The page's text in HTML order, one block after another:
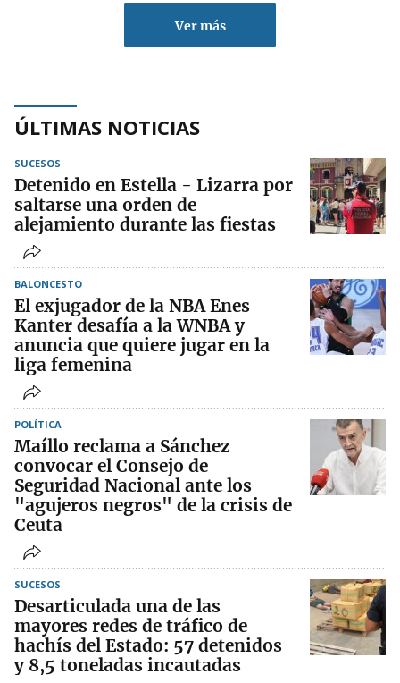
Ver más
ÚLTIMAS NOTICIAS
SUCESOS
Detenido en Estella - Lizarra por
saltarse una orden de
alejamiento durante las fiestas
BALONCESTO
El exjugador de la NBA Enes
Kanter desafía a la WNBA y
anuncia que quiere jugar en la
liga femenina
POLÍTICA
Maíllo reclama a Sánchez
convocar el Consejo de
Seguridad Nacional ante los
"agujeros negros" de la crisis de
Ceuta
SUCESOS
Desarticulada una de las
mayores redes de tráfico de
hachís del Estado: 57 detenidos
y 8,5 toneladas incautadas